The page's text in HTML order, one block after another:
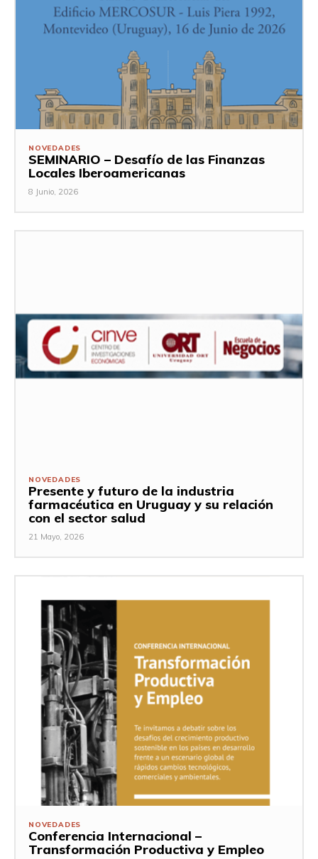
NOVEDADES
SEMINARIO – Desafío de las Finanzas
Locales Iberoamericanas
8 Junio, 2026
NOVEDADES
Presente y futuro de la industria
farmacéutica en Uruguay y su relación
con el sector salud
21 Mayo, 2026
NOVEDADES
Conferencia Internacional –
Transformación Productiva y Empleo